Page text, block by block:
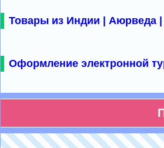
Товары из Индии | Аюрведа |
Оформление электронной